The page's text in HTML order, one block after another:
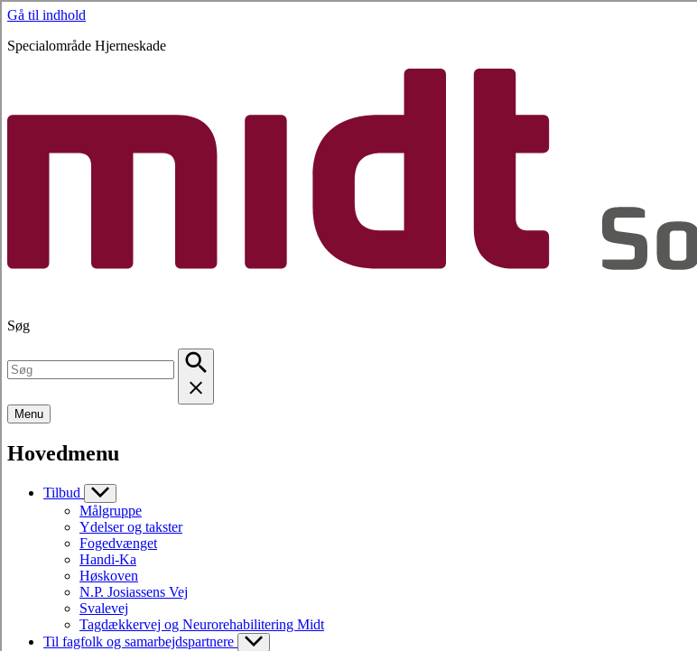
Gå til indhold
Specialområde Hjerneskade
Søg
Menu
Hovedmenu
Tilbud
Målgruppe
Ydelser og takster
Fogedvænget
Handi-Ka
Høskoven
N.P. Josiassens Vej
Svalevej
Tagdækkervej og Neurorehabilitering Midt
Til fagfolk og samarbejdspartnere